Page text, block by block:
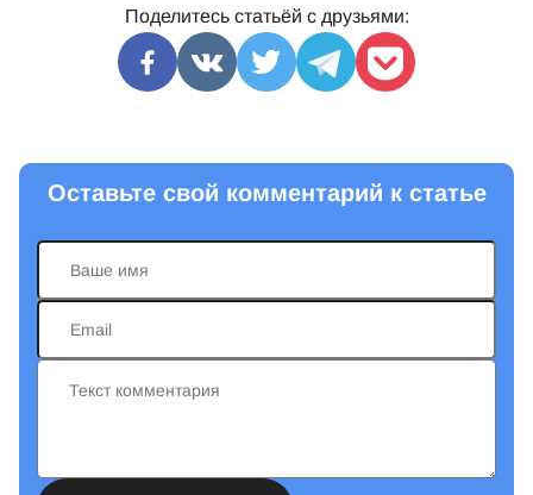
Поделитесь статьёй с друзьями:
Оставьте свой комментарий к статье